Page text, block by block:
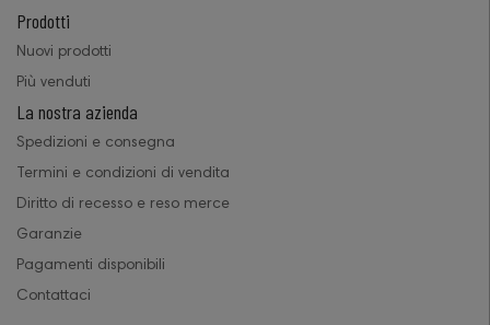
Prodotti
Nuovi prodotti
Più venduti
La nostra azienda
Spedizioni e consegna
Termini e condizioni di vendita
Diritto di recesso e reso merce
Garanzie
Pagamenti disponibili
Contattaci